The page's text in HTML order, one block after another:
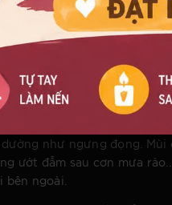
nắm giữ chìa khóa để
thức mang tính thiêng
xém của lần đốt trước,
que diêm bừng sáng,
như ngưng đọng. Mùi
ướt đẫm sau cơn mưa
ngoài.